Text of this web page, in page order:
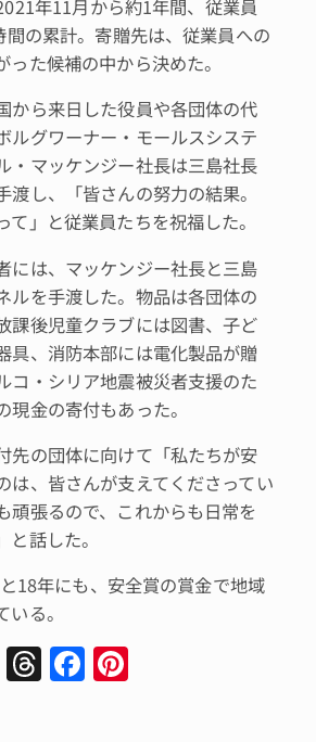
年11月から約1年間、従業員
の累計。寄贈先は、従業員への
った候補の中から決めた。
から来日した役員や各団体の代
ルグワーナー・モールスシステ
・マッケンジー社長は三島社長
渡し、「皆さんの努力の結果。
て」と従業員たちを祝福した。
には、マッケンジー社長と三島
ルを手渡した。物品は各団体の
課後児童クラブには図書、子ど
具、消防本部には電化製品が贈
コ・シリア地震被災者支援のた
現金の寄付もあった。
先の団体に向けて「私たちが安
は、皆さんが支えてくださってい
頑張るので、これからも日常を
話した。
18年にも、安全賞の賞金で地域
る。
Bl
u
T
hr
F
a